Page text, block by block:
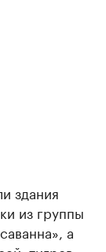
здания
из группы
а